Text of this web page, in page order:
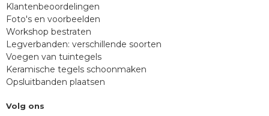
Klantenbeoordelingen
Foto's en voorbeelden
Workshop bestraten
Legverbanden: verschillende soorten
Voegen van tuintegels
Keramische tegels schoonmaken
Opsluitbanden plaatsen
Volg ons